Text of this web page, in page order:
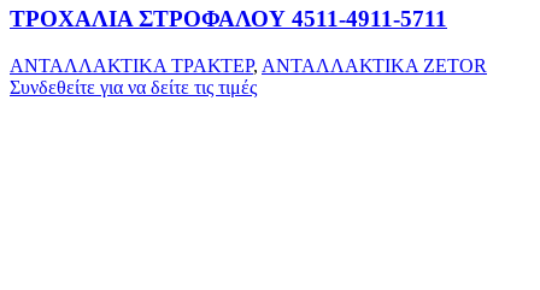
ΤΡΟΧΑΛΙΑ ΣΤΡΟΦΑΛΟΥ 4511-4911-5711
ΑΝΤΑΛΛΑΚΤΙΚΑ ΤΡΑΚΤΕΡ, ΑΝΤΑΛΛΑΚΤΙΚΑ ZETOR
Συνδεθείτε για να δείτε τις τιμές